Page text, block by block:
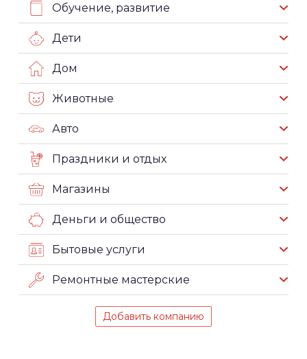
Обучение, развитие
Дети
Дом
Животные
Авто
Праздники и отдых
Магазины
Деньги и общество
Бытовые услуги
Ремонтные мастерские
Добавить компанию